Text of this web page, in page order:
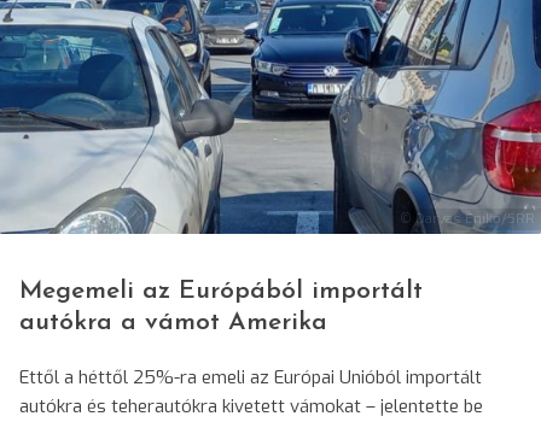
© Darvas Enikő/SRR
Megemeli az Európából importált
autókra a vámot Amerika
Ettől a héttől 25%-ra emeli az Európai Unióból importált
autókra és teherautókra kivetett vámokat – jelentette be